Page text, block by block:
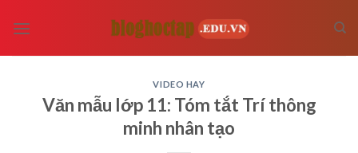
VIDEO HAY
Văn mẫu lớp 11: Tóm tắt Trí thông
minh nhân tạo